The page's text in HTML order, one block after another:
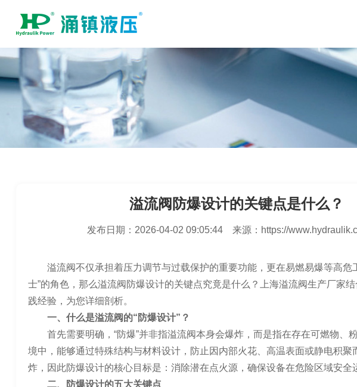
溢流阀防爆设计的关键点是什么？
发布日期： 2026-04-02 09:05:44 来源： https://
溢流阀不仅承担着压力调节与过载保护的重要功能，更在易燃易爆等高危
士”的角色，那么溢流阀防爆设计的关键点究竟是什么？上海溢流阀生产厂家
践经验，为您详细剖析。
一、什么是溢流阀的“防爆设计”？
首先需要明确，“防爆”并非指溢流阀本身会爆炸，而是指在存在可燃物、
境中，能够通过特殊结构与材料设计，防止因内部火花、高温表面或静电积聚
炸，因此防爆设计的核心目标是：消除潜在点火源，确保设备在危险区域安全
二、防爆设计的五大关键点